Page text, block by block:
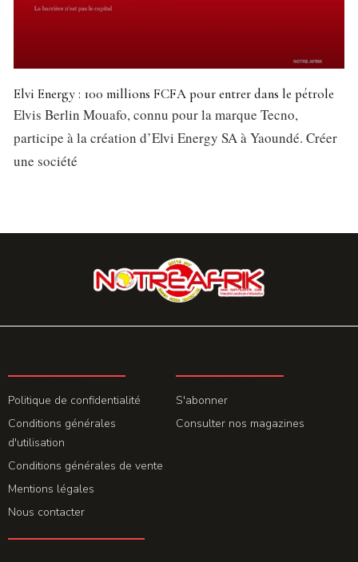
Elvi Energy : 100 millions FCFA pour entrer dans le pétrole
Elvis Berlin Mouafo, connu pour la marque Tecno,
participe à la création d’Elvi Energy SA à Yaoundé. Créer
une société
Politique de confidentialité
Conditions générales
d'utilisation
Conditions générales de vente
Mentions légales
Nous contacter
S'abonner
Consulter nos magazines